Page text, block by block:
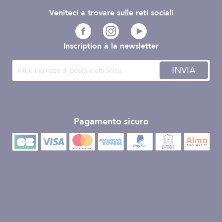
Inscription à la newsletter
INVIA
Pagamento sicuro
Veniteci a trovare sulle reti sociali